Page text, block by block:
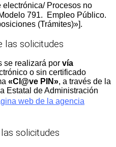
electrónica/ Procesos no
791. Empleo Público.
(Trámites)»].
las solicitudes
se realizará por vía
o sin certificado
«Cl@ve PIN», a través de la
Estatal de Administración
web de la agencia
solicitudes